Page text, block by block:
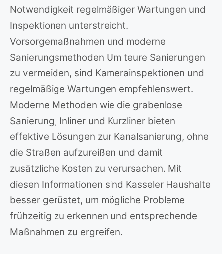
Notwendigkeit regelmäßiger Wartungen und
Inspektionen unterstreicht.
Vorsorgemaßnahmen und moderne
Sanierungsmethoden Um teure Sanierungen
zu vermeiden, sind Kamerainspektionen und
regelmäßige Wartungen empfehlenswert.
Moderne Methoden wie die grabenlose
Sanierung, Inliner und Kurzliner bieten
effektive Lösungen zur Kanalsanierung, ohne
die Straßen aufzureißen und damit
zusätzliche Kosten zu verursachen. Mit
diesen Informationen sind Kasseler Haushalte
besser gerüstet, um mögliche Probleme
frühzeitig zu erkennen und entsprechende
Maßnahmen zu ergreifen.